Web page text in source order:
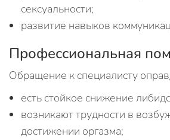
сексуальности;
развитие навыков
Профессиональная
Обращение к специалисту
есть стойкое снижение
возникают трудности в
достижении оргазма;